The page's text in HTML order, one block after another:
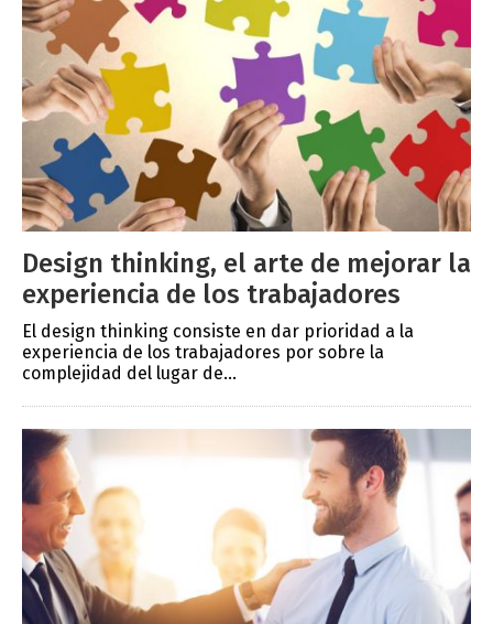
Design thinking, el arte de mejorar la
experiencia de los trabajadores
El design thinking consiste en dar prioridad a la
experiencia de los trabajadores por sobre la
complejidad del lugar de...